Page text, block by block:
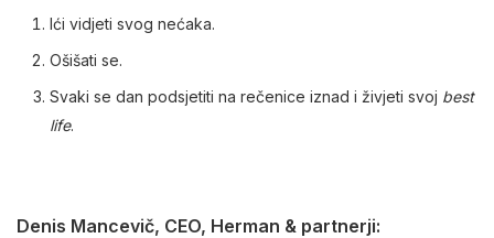
Ići vidjeti svog nećaka.
Ošišati se.
Svaki se dan podsjetiti na rečenice iznad i živjeti svoj best
life.
Denis Mancevič, CEO, Herman & partnerji: